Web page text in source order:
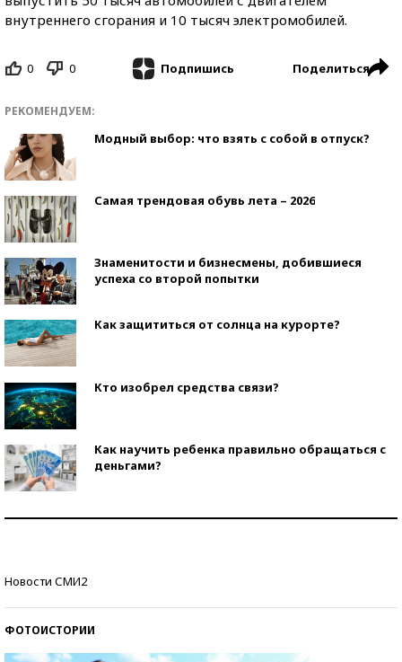
внутреннего сгорания и 10 тысяч электромобилей.
0 0 Подпишись Поделиться
РЕКОМЕНДУЕМ:
Модный выбор: что взять с собой в отпуск?
Самая трендовая обувь лета – 2026
Знаменитости и бизнесмены, добившиеся
успеха со второй попытки
Как защититься от солнца на курорте?
Кто изобрел средства связи?
Как научить ребенка правильно обращаться с
деньгами?
Новости СМИ2
ФОТОИСТОРИИ